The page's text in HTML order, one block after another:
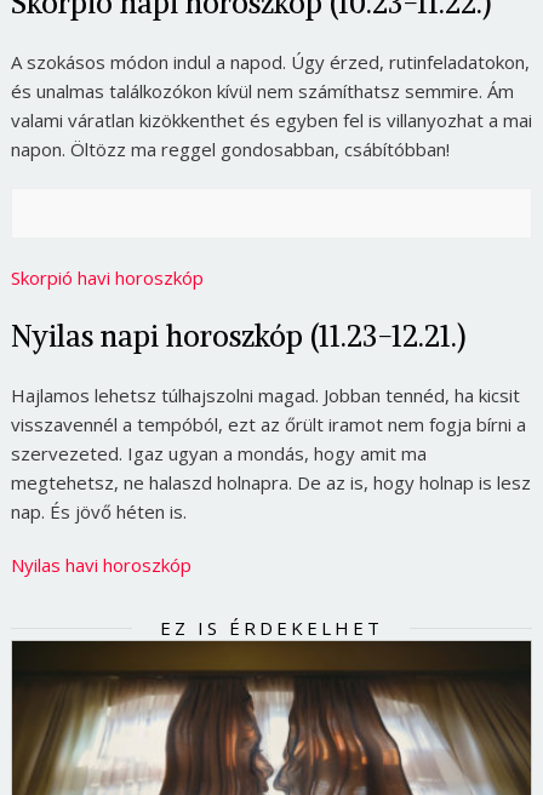
A szokásos módon indul a napod. Úgy érzed, rutinfeladatokon,
és unalmas találkozókon kívül nem számíthatsz semmire. Ám
valami váratlan kizökkenthet és egyben fel is villanyozhat a mai
napon. Öltözz ma reggel gondosabban, csábítóbban!
Skorpió havi horoszkóp
Nyilas napi horoszkóp (11.23-12.21.)
Hajlamos lehetsz túlhajszolni magad. Jobban tennéd, ha kicsit
visszavennél a tempóból, ezt az őrült iramot nem fogja bírni a
szervezeted. Igaz ugyan a mondás, hogy amit ma
megtehetsz, ne halaszd holnapra. De az is, hogy holnap is lesz
nap. És jövő héten is.
Nyilas havi horoszkóp
EZ IS ÉRDEKELHET